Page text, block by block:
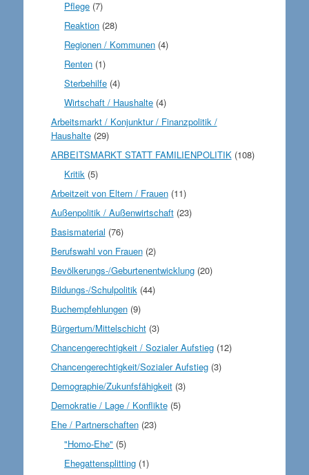
Pflege (7)
Reaktion (28)
Regionen / Kommunen (4)
Renten (1)
Sterbehilfe (4)
Wirtschaft / Haushalte (4)
Arbeitsmarkt / Konjunktur / Finanzpolitik /
Haushalte(29)
ARBEITSMARKT STATT FAMILIENPOLITIK(108)
Kritik (5)
Arbeitzeit von Eltern / Frauen(11)
Außenpolitik / Außenwirtschaft(23)
Basismaterial (76)
Berufswahl von Frauen(2)
Bevölkerungs-/Geburtenentwicklung(20)
Bildungs-/Schulpolitik(44)
Buchempfehlungen(9)
Bürgertum/Mittelschicht(3)
Chancengerechtigkeit / Sozialer Aufstieg(12)
Chancengerechtigkeit/Sozialer Aufstieg(3)
Demographie/Zukunfsfähigkeit(3)
Demokratie / Lage / Konflikte(5)
Ehe / Partnerschaften(23)
"Homo-Ehe" (5)
Ehegattensplitting (1)